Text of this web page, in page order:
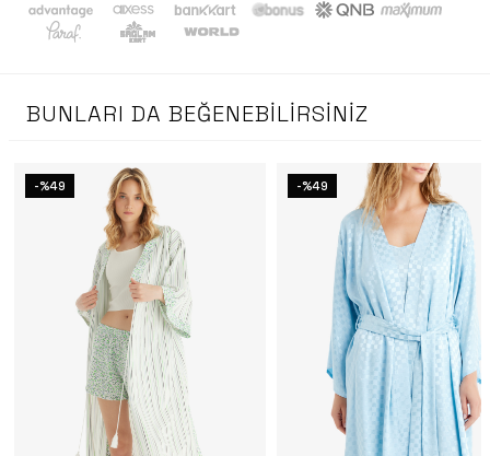
BUNLARI DA BEĞENEBILIRSINIZ
-%49 -%49